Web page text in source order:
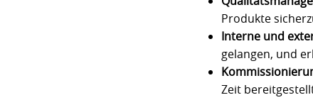
Produkte
Interne und
gelangen, und
Zeit